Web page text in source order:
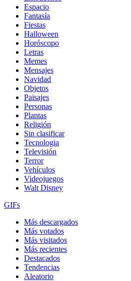
Espacio
Fantasía
Fiestas
Halloween
Horóscopo
Letras
Memes
Mensajes
Navidad
Objetos
Paisajes
Personas
Plantas
Religión
Sin clasificar
Tecnologia
Televisión
Terror
Vehículos
Videojuegos
Walt Disney
GIFs
Más descargados
Más votados
Más visitados
Más recientes
Destacados
Tendencias
Aleatorio